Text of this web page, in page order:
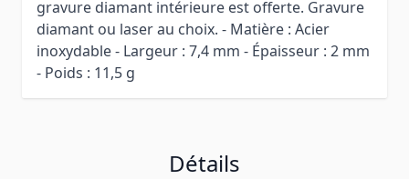
gravure diamant intérieure est offerte. Gravure
diamant ou laser au choix. - Matière : Acier
inoxydable - Largeur : 7,4 mm - Épaisseur : 2 mm
- Poids : 11,5 g
Détails